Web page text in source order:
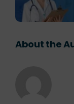
About the